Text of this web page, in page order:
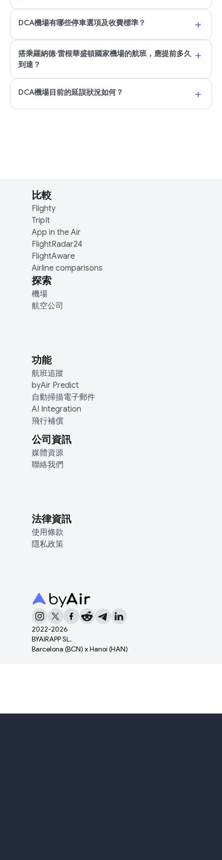
DCA機場有哪些停車選項及收費標準？ +
搭乘羅納德·雷根華盛頓國家機場的航班，應提前多久
到達？
+
DCA機場目前的延誤狀況如何？ +
2022-2026
BYAIRAPP SL.
Barcelona (BCN) x Hanoi (HAN)
比較
Flighty
TripIt
App in the Air
FlightRadar24
FlightAware
Airline comparisons
探索
機場
航空公司
功能
航班追蹤
byAir Predict
自動掃描電子郵件
AI Integration
飛行補償
公司資訊
媒體資源
聯絡我們
法律資訊
使用條款
隱私政策